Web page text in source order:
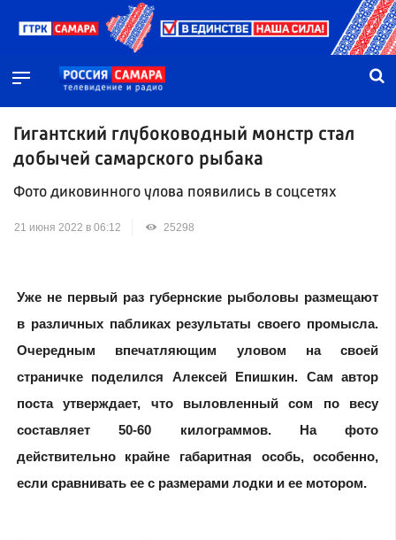
Гигантский глубоководный монстр стал
добычей самарского рыбака
Фото диковинного улова появились в соцсетях
21 июня 2022 в 06:12 25298
Уже не первый раз губернские рыболовы размещают
в различных пабликах результаты своего промысла.
Очередным впечатляющим уловом на своей
страничке поделился Алексей Епишкин. Сам автор
поста утверждает, что выловленный сом по весу
составляет 50-60 килограммов. На фото
действительно крайне габаритная особь, особенно,
если сравнивать ее с размерами лодки и ее мотором.